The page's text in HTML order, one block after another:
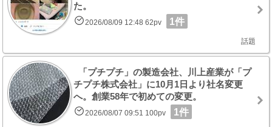
た。
2026/08/09 12:48 62pv 1件
話題
「プチプチ」の製造会社、川上産業が「プ
チプチ株式会社」に10月1日より社名変更
へ。創業58年で初めての変更。
2026/08/07 09:51 100pv 1件